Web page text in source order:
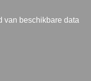
van beschikbare data